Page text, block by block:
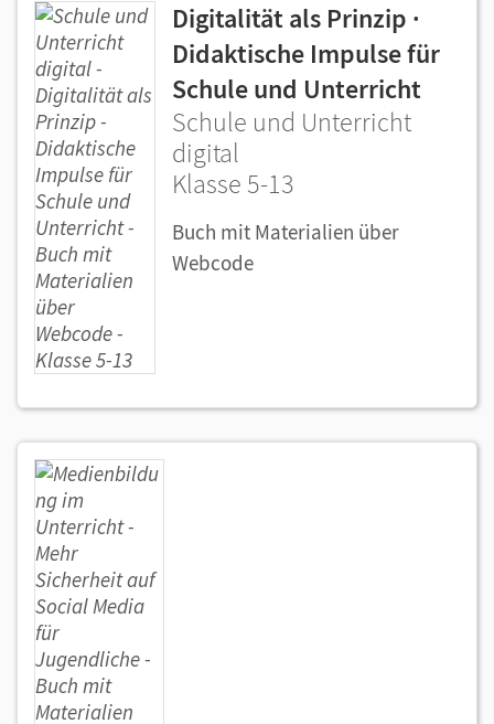
Digitalität als Prinzip ·
Didaktische Impulse für
Schule und Unterricht
Schule und Unterricht
digital
Klasse 5-13
Buch mit Materialien über
Webcode